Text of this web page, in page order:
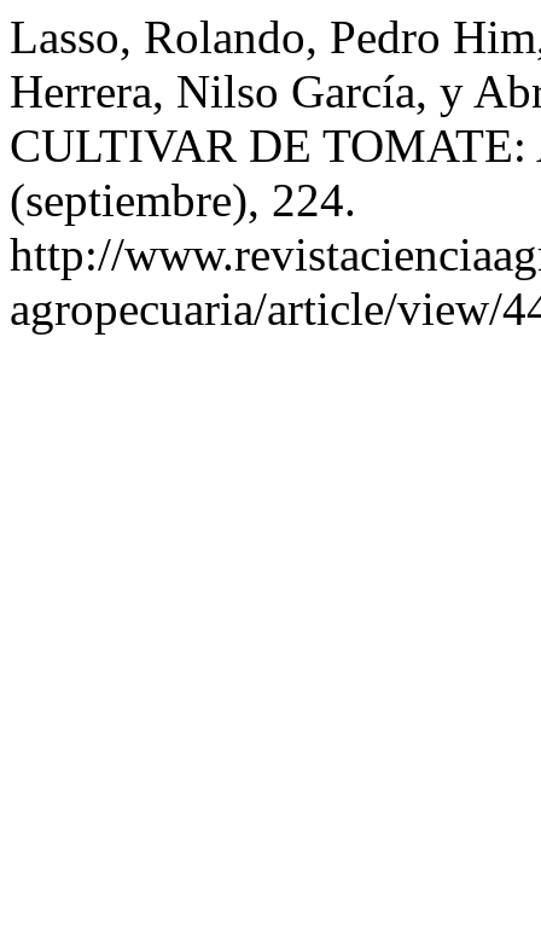
Lasso, Rolando, Pedro
Herrera, Nilso García, y
CULTIVAR DE
(septiembre), 224.
http://
agropecuaria/article/view/